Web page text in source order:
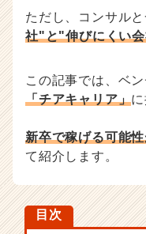
ベ
ン
チ
ー
成
業
ウ
ただし、コンサル
社"と"伸びにくい
この記事では、ベ
「チアキャリア」
新卒で稼げる可能
て紹介します。
目次